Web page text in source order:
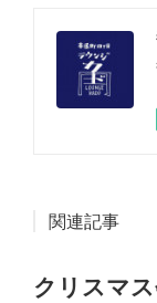
関連記事
クリスマ